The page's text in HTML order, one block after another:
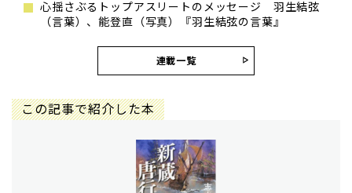
心揺さぶるトップアスリートのメッセージ 羽生結弦
（言葉）、能登直（写真）『羽生結弦の言葉』
連載一覧
この記事で紹介した本